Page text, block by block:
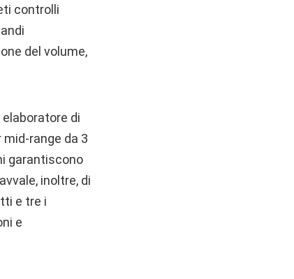
controlli
del volume,
di
range da 3
garantiscono
inoltre, di
e tre i
e